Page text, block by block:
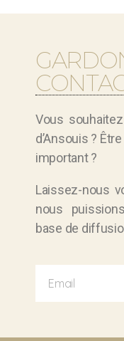
Vous
d’Ansouis ?
important ?
Laissez-nous
nous
base de